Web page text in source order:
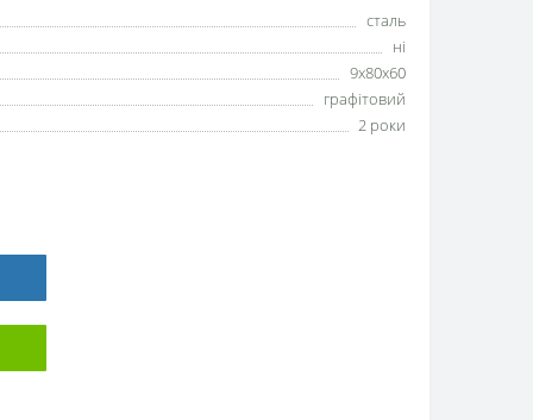
сталь
ні
9х80х60
графітовий
2 роки